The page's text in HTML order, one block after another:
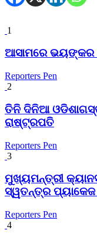
1
ଆସାମରେ ଭୟଙ୍କର
Reporters Pen
2
ତିନି ଦିନିଆ
ରାଷ୍ଟ୍ରପତି
Reporters Pen
3
ମୁଖ୍ୟମନ୍ତ୍ରୀ
ସ୍ୱତନ୍ତ୍ର ପ୍ୟାକେଜ
Reporters Pen
4